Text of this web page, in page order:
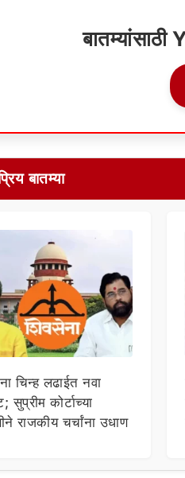
बातम्या
चिन्ह लढाईत नवा
सुप्रीम कोर्टाच्या
राजकीय चर्चांना उधाण